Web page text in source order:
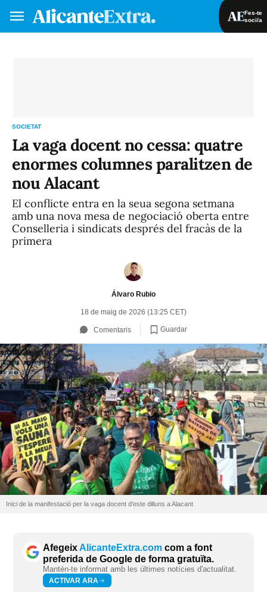
Fes-te
soci/a
SOCIETAT
La vaga docent no cessa: quatre
enormes columnes paralitzen de
nou Alacant
El conflicte entra en la seua segona setmana
amb una nova mesa de negociació oberta entre
Conselleria i sindicats després del fracàs de la
primera
Álvaro Rubio
18 de maig de 2026 (13:25 CET)
Comentaris Guardar
Inici de la manifestació per la vaga docent d'este dilluns a Alacant
AfegeixAlicanteExtra.com com a font
preferida de Google de forma gratuïta.
Mantén-te informat amb les últimes notícies d'actualitat.
ACTIVAR ARA